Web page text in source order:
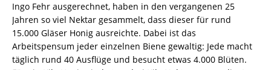
Ingo Fehr ausgerechnet, haben in den vergangenen 25
Jahren so viel Nektar gesammelt, dass dieser für rund
15.000 Gläser Honig ausreichte. Dabei ist das
Arbeitspensum jeder einzelnen Biene gewaltig: Jede macht
täglich rund 40 Ausflüge und besucht etwas 4.000 Blüten.